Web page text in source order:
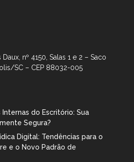
nº 4150, Salas 1 e 2 – Saco
SC – CEP 88032-005
Internas do Escritório: Sua
Segura?
Digital: Tendências para o
e o Novo Padrão de